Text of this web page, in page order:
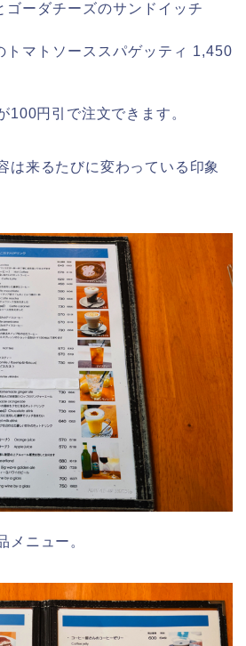
ゴーダチーズのサンドイッチ
トマトソーススパゲッティ 1,450
100円引で注文できます。
は来るたびに変わっている印象
メニュー。